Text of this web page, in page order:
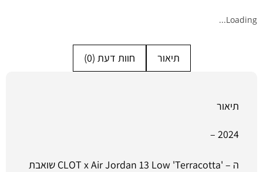
Loading...
תיאור חוות דעת (0)
תיאור
2024 –
ה – 'CLOT x Air Jordan 13 Low 'Terracotta שואבת